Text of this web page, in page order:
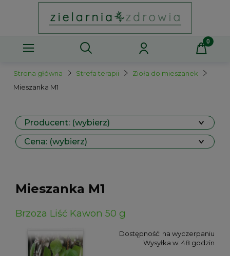
Strona główna Strefa terapii
Zioła do mieszanek
Mieszanka M1
Producent: (wybierz)
Cena: (wybierz)
Mieszanka M1
Brzoza Liść Kawon 50 g
Dostępność: na wyczerpaniu
Wysyłka w: 48 godzin